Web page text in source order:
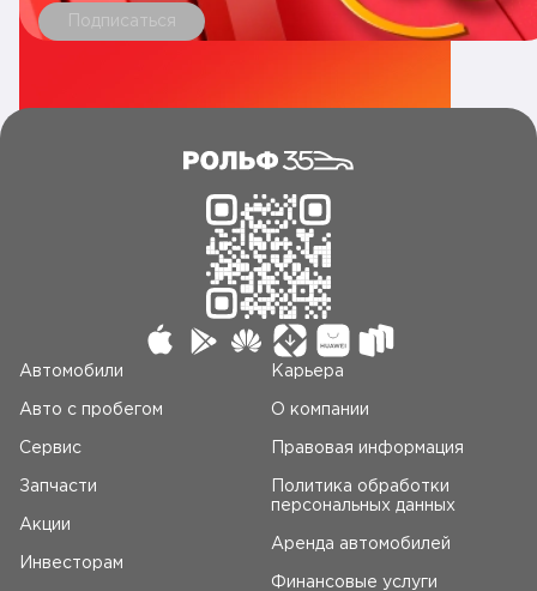
Подписаться
Автомобили
Авто c пробегом
Сервис
Запчасти
Акции
Инвесторам
Карьера
О компании
Правовая информация
Политика обработки
персональных данных
Аренда автомобилей
Финансовые услуги